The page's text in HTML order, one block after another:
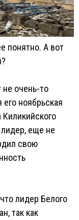
понятно. А вот
не очень-то
ноябрьская
еще не
свою
лидер Белого
так как